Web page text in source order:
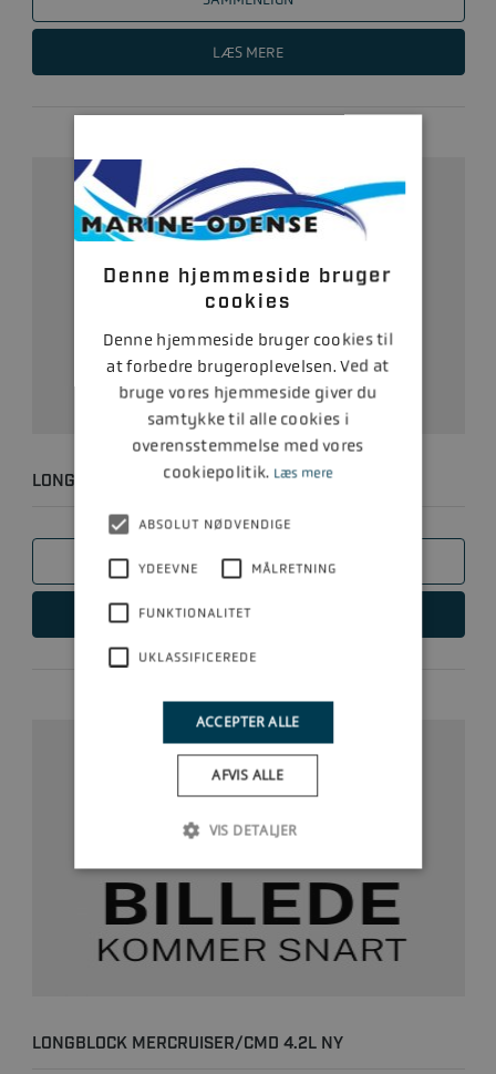
LÆS MERE
LONGBLOCK MERCURY/QSD 4.2L NY
SAMMENLIGN
LÆS MERE
LONGBLOCK MERCRUISER/CMD 4.2L NY
Denne hjemmeside bruger
cookies
Denne hjemmeside bruger cookies til
at forbedre brugeroplevelsen. Ved at
bruge vores hjemmeside giver du
samtykke til alle cookies i
overensstemmelse med vores
cookiepolitik. Læs mere
ABSOLUT NØDVENDIGE
YDEEVNE MÅLRETNING
FUNKTIONALITET
UKLASSIFICEREDE
ACCEPTER ALLE
AFVIS ALLE
VIS DETALJER